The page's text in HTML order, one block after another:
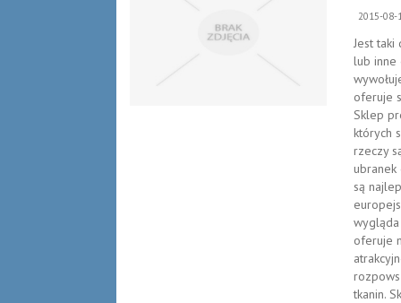
2015-08-
Jest
lub inne
oferuje
Sklep
których
rzeczy
ubranek
są
oferuje
tkanin.